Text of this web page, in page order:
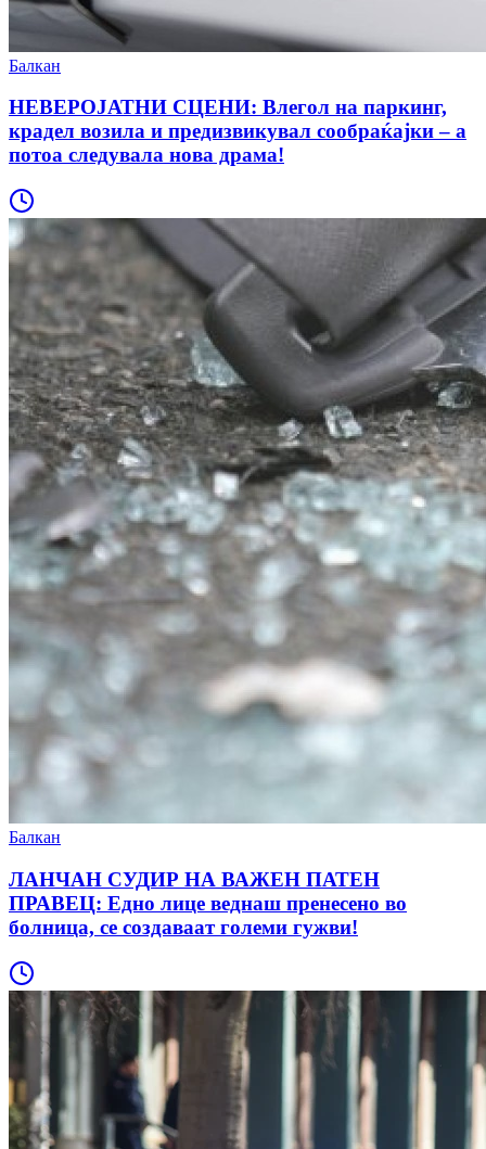
Балкан
НЕВЕРОЈАТНИ СЦЕНИ: Влегол на паркинг,
крадел возила и предизвикувал сообраќајки – а
потоа следувала нова драма!
Балкан
ЛАНЧАН СУДИР НА ВАЖЕН ПАТЕН
ПРАВЕЦ: Едно лице веднаш пренесено во
болница, се создаваат големи гужви!